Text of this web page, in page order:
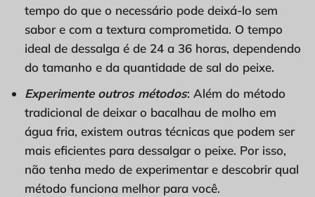
tempo do que o necessário pode deixá-lo sem
sabor e com a textura comprometida. O tempo
ideal de dessalga é de 24 a 36 horas, dependendo
do tamanho e da quantidade de sal do peixe.
Experimente outros métodos: Além do método
tradicional de deixar o bacalhau de molho em
água fria, existem outras técnicas que podem ser
mais eficientes para dessalgar o peixe. Por isso,
não tenha medo de experimentar e descobrir qual
método funciona melhor para você.